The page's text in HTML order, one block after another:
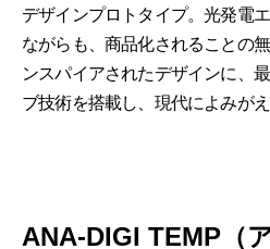
デザインプロトタイプ。光発電
ながらも、商品化されることの
ンスパイアされたデザインに、
ブ技術を搭載し、現代によみがえ
ANA-DIGI TEMP（